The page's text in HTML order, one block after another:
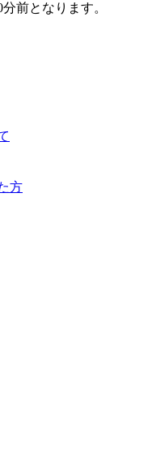
前となります。
方